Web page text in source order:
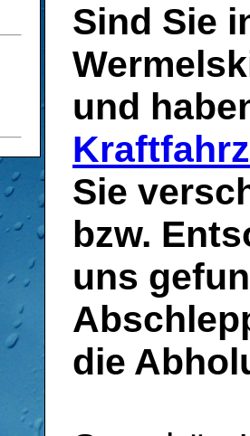
Sind Sie
und
Sie
bzw.
uns
die